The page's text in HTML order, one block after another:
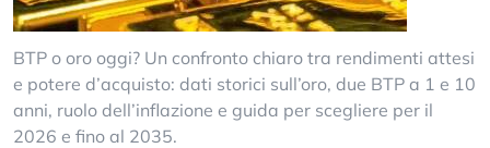
BTP o oro oggi? Un confronto chiaro tra rendimenti attesi
e potere d’acquisto: dati storici sull’oro, due BTP a 1 e 10
anni, ruolo dell’inflazione e guida per scegliere per il
2026 e fino al 2035.